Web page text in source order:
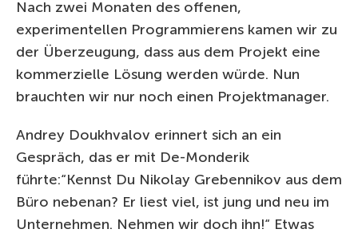
Nach zwei Monaten des offenen,
experimentellen Programmierens kamen wir zu
der Überzeugung, dass aus dem Projekt eine
kommerzielle Lösung werden würde. Nun
brauchten wir nur noch einen Projektmanager.
Andrey Doukhvalov erinnert sich an ein
Gespräch, das er mit De-Monderik
führte:“Kennst Du Nikolay Grebennikov aus dem
Büro nebenan? Er liest viel, ist jung und neu im
Unternehmen. Nehmen wir doch ihn!“ Etwas